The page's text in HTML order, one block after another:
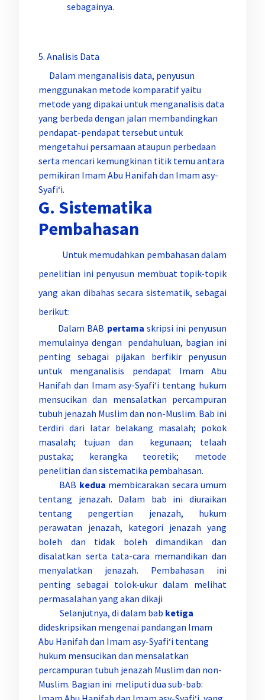
sebagainya.
5. Analisis Data
Dalam menganalisis data, penyusun
menggunakan metode komparatif yaitu
metode yang dipakai untuk menganalisis data
yang berbeda dengan jalan membandingkan
pendapat-pendapat tersebut untuk
mengetahui persamaan ataupun perbedaan
serta mencari kemungkinan titik temu antara
pemikiran Imam Abu Hanifah dan Imam asy-
Syafi‘i.
G. Sistematika
Pembahasan
Untuk memudahkan pembahasan dalam
penelitian ini penyusun membuat topik-topik
yang akan dibahas secara sistematik, sebagai
berikut:
Dalam BAB pertama skripsi ini penyusun
memulainya dengan pendahuluan, bagian ini
penting sebagai pijakan berfikir penyusun
untuk menganalisis pendapat Imam Abu
Hanifah dan Imam asy-Syafi‘i tentang hukum
mensucikan dan mensalatkan percampuran
tubuh jenazah Muslim dan non-Muslim. Bab ini
terdiri dari latar belakang masalah; pokok
masalah; tujuan dan kegunaan; telaah
pustaka; kerangka teoretik; metode
penelitian dan sistematika pembahasan.
BAB kedua membicarakan secara umum
tentang jenazah. Dalam bab ini diuraikan
tentang pengertian jenazah, hukum
perawatan jenazah, kategori jenazah yang
boleh dan tidak boleh dimandikan dan
disalatkan serta tata-cara memandikan dan
menyalatkan jenazah. Pembahasan ini
penting sebagai tolok-ukur dalam melihat
permasalahan yang akan dikaji
Selanjutnya, di dalam bab ketiga
dideskripsikan mengenai pandangan Imam
Abu Hanifah dan Imam asy-Syafi‘i tentang
hukum mensucikan dan mensalatkan
percampuran tubuh jenazah Muslim dan non-
Muslim. Bagian ini meliputi dua sub-bab: